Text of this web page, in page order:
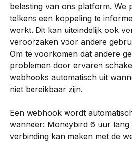
belasting van ons platform. We
telkens een koppeling te
werkt. Dit kan uiteindelijk ook
veroorzaken voor andere
Om te voorkomen dat andere
problemen door ervaren
webhooks automatisch uit
niet bereikbaar zijn.
Een webhook wordt
wanneer: Moneybird 6 uur lang
verbinding kan maken met de